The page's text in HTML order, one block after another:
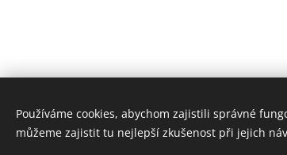
Používáme cookies, abychom zajistili správné
můžeme zajistit tu nejlepší zkušenost při jejich